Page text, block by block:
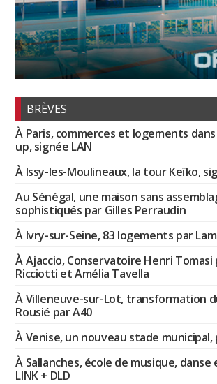
BRÈVES
À Paris, commerces et logements
up, signée LAN
À Issy-les-Moulineaux, la tour Keïko,
Au Sénégal, une maison sans
sophistiqués par Gilles Perraudin
À Ivry-sur-Seine, 83 logements par
À Ajaccio, Conservatoire Henri Tomasi
Ricciotti et Amélia Tavella
À Villeneuve-sur-Lot, transformation
Rousié par A40
À Venise, un nouveau stade municipal,
À Sallanches, école de musique,
LINK + DLD